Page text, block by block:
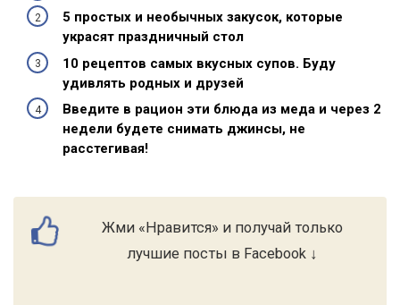
5 простых и необычных закусок, которые
украсят праздничный стол
10 рецептов самых вкусных супов. Буду
удивлять родных и друзей
Введите в рацион эти блюда из меда и через 2
недели будете снимать джинсы, не
расстегивая!
Жми «Нравится» и получай только
лучшие посты в Facebook ↓